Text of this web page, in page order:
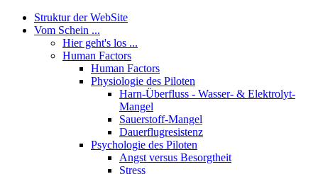
Struktur der WebSite
Vom Schein ...
Hier geht's los ...
Human Factors
Human Factors
Physiologie des Piloten
Harn-Überfluss - Wasser- & Elektrolyt-
Mangel
Sauerstoff-Mangel
Dauerflugresistenz
Psychologie des Piloten
Angst versus Besorgtheit
Stress